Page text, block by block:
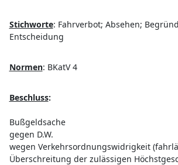
Stichworte: Fahrverbot; Absehen;
Entscheidung
Normen: BKatV 4
Beschluss:
Bußgeldsache
gegen D.W.
wegen Verkehrsordnungswidrigkeit
Überschreitung der zulässigen